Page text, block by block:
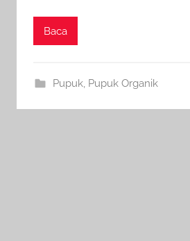
Baca
Pupuk, Pupuk Organik